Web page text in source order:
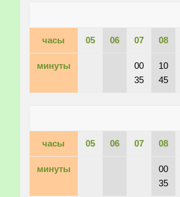
часы 05 06 07 08
минуты
00
35
10
45
часы 05 06 07 08
минуты
00
35